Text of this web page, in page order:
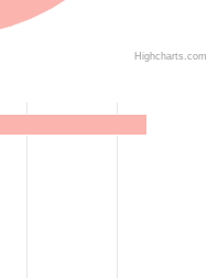
Highcharts.com